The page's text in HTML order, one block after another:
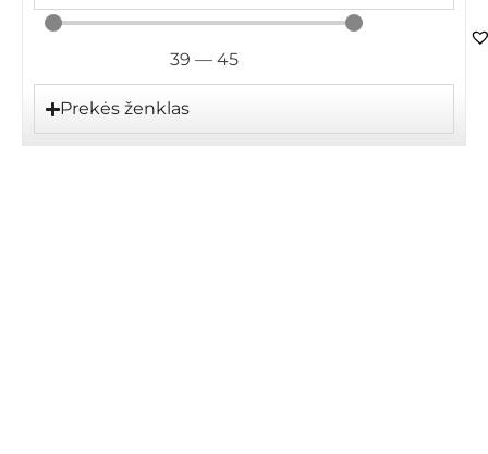
39 — 45
Prekės ženklas